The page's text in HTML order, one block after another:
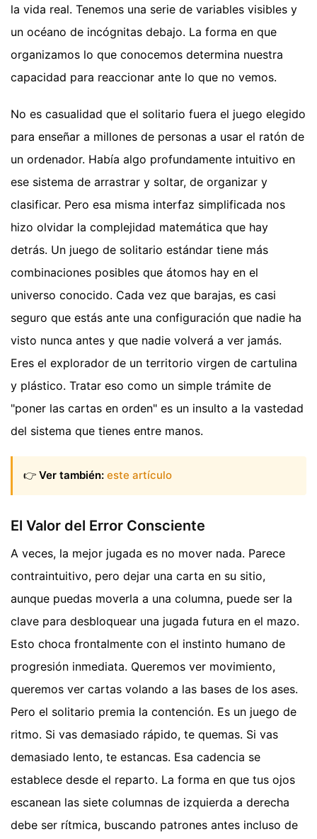
la vida real. Tenemos una serie de variables visibles y
un océano de incógnitas debajo. La forma en que
organizamos lo que conocemos determina nuestra
capacidad para reaccionar ante lo que no vemos.
No es casualidad que el solitario fuera el juego elegido
para enseñar a millones de personas a usar el ratón de
un ordenador. Había algo profundamente intuitivo en
ese sistema de arrastrar y soltar, de organizar y
clasificar. Pero esa misma interfaz simplificada nos
hizo olvidar la complejidad matemática que hay
detrás. Un juego de solitario estándar tiene más
combinaciones posibles que átomos hay en el
universo conocido. Cada vez que barajas, es casi
seguro que estás ante una configuración que nadie ha
visto nunca antes y que nadie volverá a ver jamás.
Eres el explorador de un territorio virgen de cartulina
y plástico. Tratar eso como un simple trámite de
"poner las cartas en orden" es un insulto a la vastedad
del sistema que tienes entre manos.
👉 Ver también: este artículo
El Valor del Error Consciente
A veces, la mejor jugada es no mover nada. Parece
contraintuitivo, pero dejar una carta en su sitio,
aunque puedas moverla a una columna, puede ser la
clave para desbloquear una jugada futura en el mazo.
Esto choca frontalmente con el instinto humano de
progresión inmediata. Queremos ver movimiento,
queremos ver cartas volando a las bases de los ases.
Pero el solitario premia la contención. Es un juego de
ritmo. Si vas demasiado rápido, te quemas. Si vas
demasiado lento, te estancas. Esa cadencia se
establece desde el reparto. La forma en que tus ojos
escanean las siete columnas de izquierda a derecha
debe ser rítmica, buscando patrones antes incluso de